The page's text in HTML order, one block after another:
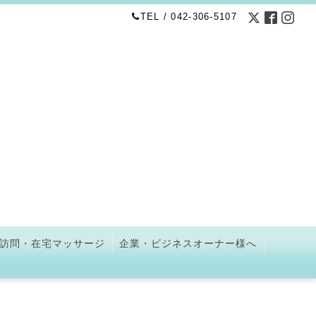
TEL / 042-306-5107
訪問・在宅マッサージ
企業・ビジネスオーナー様へ